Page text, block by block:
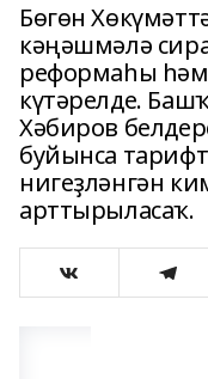
Бөгөн
кәңәшмәлә
реформаһы
күтәрелде.
Хәбиров
буйынса
нигеҙләнгән
арттырыласаҡ.